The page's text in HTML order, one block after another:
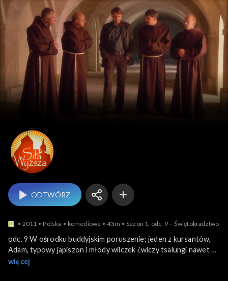
Siła wyższa
ODTWÓRZ
2011 Polska komediowe 43m Sezon 1, odc. 9 – Świętokradztwo
odc. 9 W ośrodku buddyjskim poruszenie; jeden z kursantów,
Adam, typowy japiszon i młody wilczek ćwiczy tsalungi nawet w
przerwach. Dziwna rzecz. Jak się okaże dość szybko, te jego
więcej